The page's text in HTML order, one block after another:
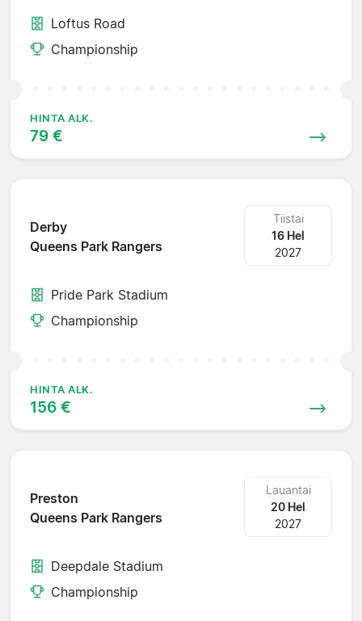
Loftus Road
Championship
HINTA ALK.
79 €
Derby
Queens Park Rangers
Tiistai
16 Hel
2027
Pride Park Stadium
Championship
HINTA ALK.
156 €
Preston
Queens Park Rangers
Lauantai
20 Hel
2027
Deepdale Stadium
Championship